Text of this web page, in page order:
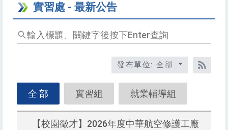
實習處 - 最新公告
入
標
發布單位: 全部
RSS
全 部 實習組 就業輔導組
【校園徵才】2026年度中華航空修護工廠